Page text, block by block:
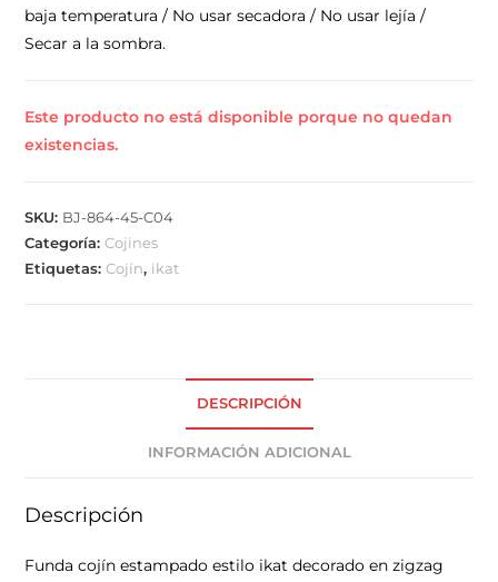
baja temperatura / No usar secadora / No usar lejía /
Secar a la sombra.
Este producto no está disponible porque no quedan
existencias.
SKU: BJ-864-45-C04
Categoría:Cojines
Etiquetas:Cojín, ikat
DESCRIPCIÓN
INFORMACIÓN ADICIONAL
Descripción
Funda cojín estampado estilo ikat decorado en zigzag